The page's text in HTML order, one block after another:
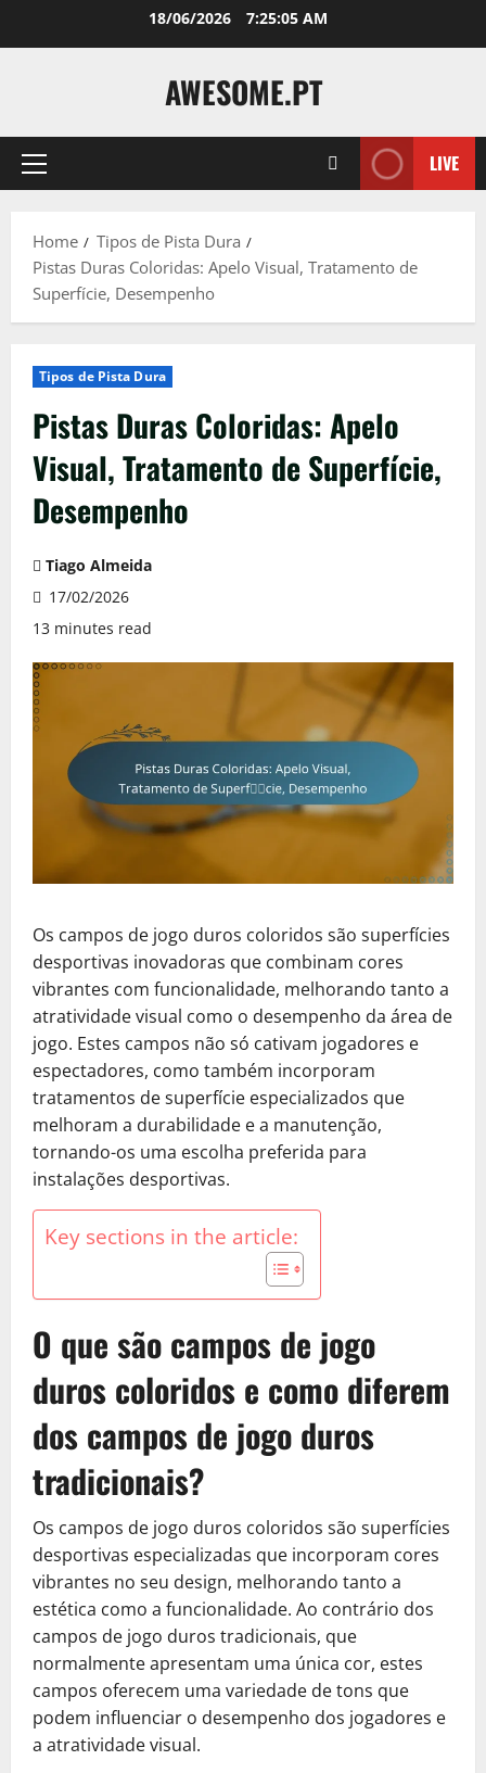
18/06/2026 7:25:06 AM
AWESOME.PT
Primary
LIVE
Home
Tipos de Pista Dura
Pistas Duras Coloridas: Apelo Visual, Tratamento de
Superfície, Desempenho
Tipos de Pista Dura
Pistas Duras Coloridas: Apelo
Visual, Tratamento de Superfície,
Desempenho
Tiago Almeida
17/02/2026
13 minutes read
Os campos de jogo duros coloridos são superfícies
desportivas inovadoras que combinam cores
vibrantes com funcionalidade, melhorando tanto a
atratividade visual como o desempenho da área de
jogo. Estes campos não só cativam jogadores e
espectadores, como também incorporam
tratamentos de superfície especializados que
melhoram a durabilidade e a manutenção,
tornando-os uma escolha preferida para
instalações desportivas.
Key sections in the article:
O que são campos de jogo
duros coloridos e como diferem
dos campos de jogo duros
tradicionais?
Os campos de jogo duros coloridos são superfícies
desportivas especializadas que incorporam cores
vibrantes no seu design, melhorando tanto a
estética como a funcionalidade. Ao contrário dos
campos de jogo duros tradicionais, que
normalmente apresentam uma única cor, estes
campos oferecem uma variedade de tons que
podem influenciar o desempenho dos jogadores e
a atratividade visual.